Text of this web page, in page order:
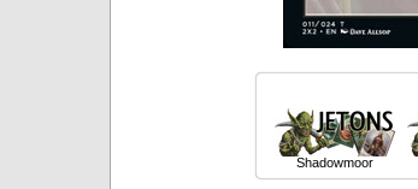
Shadowmoor